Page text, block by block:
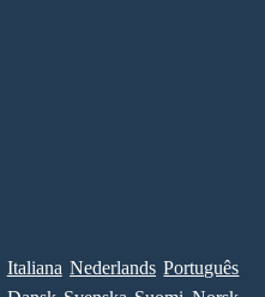
Italiana Nederlands Português